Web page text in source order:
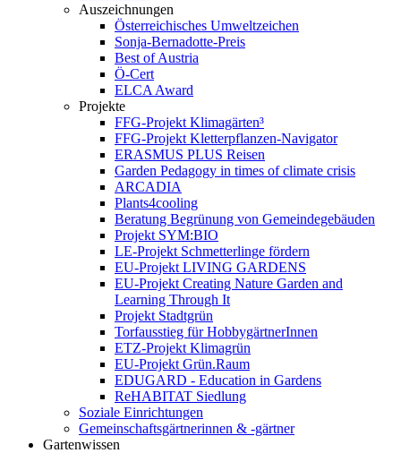
Auszeichnungen
Österreichisches Umweltzeichen
Sonja-Bernadotte-Preis
Best of Austria
Ö-Cert
ELCA Award
Projekte
FFG-Projekt Klimagärten³
FFG-Projekt Kletterpflanzen-Navigator
ERASMUS PLUS Reisen
Garden Pedagogy in times of climate crisis
ARCADIA
Plants4cooling
Beratung Begrünung von Gemeindegebäuden
Projekt SYM:BIO
LE-Projekt Schmetterlinge fördern
EU-Projekt LIVING GARDENS
EU-Projekt Creating Nature Garden and
Learning Through It
Projekt Stadtgrün
Torfausstieg für HobbygärtnerInnen
ETZ-Projekt Klimagrün
EU-Projekt Grün.Raum
EDUGARD - Education in Gardens
ReHABITAT Siedlung
Soziale Einrichtungen
Gemeinschaftsgärtnerinnen & -gärtner
Gartenwissen